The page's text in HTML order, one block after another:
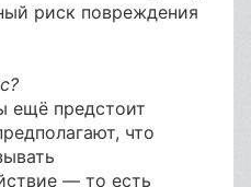
риск повреждения
ещё предстоит
что
— то есть